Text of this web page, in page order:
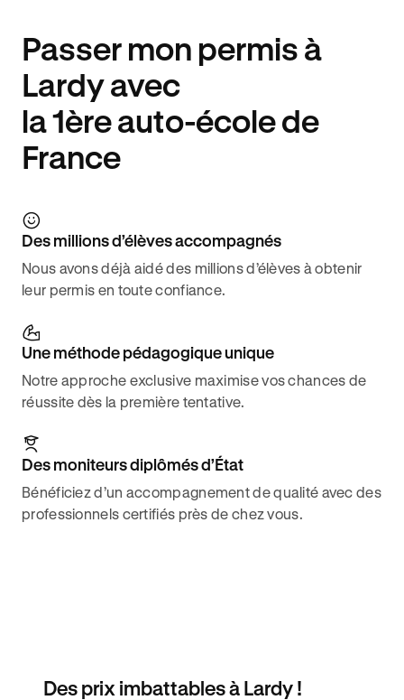
Passer mon permis à
Lardy avec
la 1ère auto-école de
France
Des millions d’élèves accompagnés
Nous avons déjà aidé des millions d’élèves à obtenir
leur permis en toute confiance.
Une méthode pédagogique unique
Notre approche exclusive maximise vos chances de
réussite dès la première tentative.
Des moniteurs diplômés d’État
Bénéficiez d’un accompagnement de qualité avec des
professionnels certifiés près de chez vous.
Des prix imbattables à Lardy !